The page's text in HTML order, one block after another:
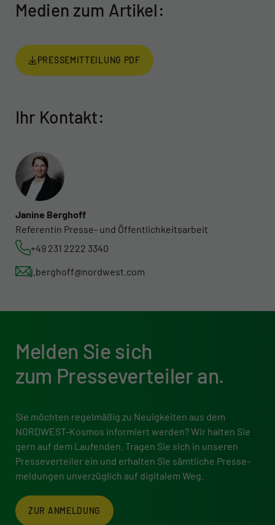
Medien zum Artikel:
PRESSEMITTEILUNG PDF
Ihr Kontakt:
Janine Berghoff
Referentin Presse- und Öffentlichkeitsarbeit
+49 231 2222 3340
j.berghoff@nordwest.com
Melden Sie sich
zum Presse­verteiler an.
Sie möchten regelmäßig zu Neuigkeiten aus dem
NORDWEST-Kosmos informiert werden? Wir halten Sie
gern auf dem Laufenden. Tragen Sie sich in unseren
Presse­verteiler ein und erhalten Sie sämtliche Presse­
meldungen unverzüglich auf digitalem Weg.
ZUR ANMELDUNG